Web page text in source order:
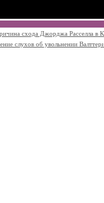
схода Джорджа Расселла в
слухов об увольнении